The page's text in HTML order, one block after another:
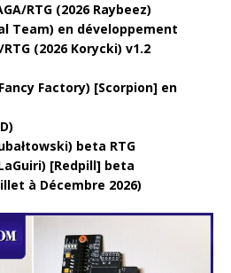
RTG (2026 Raybeez)
Team) en développement
RTG (2026 Korycki) v1.2
Factory) [Scorpion] en
beta RTG
[Redpill] beta
à Décembre 2026)